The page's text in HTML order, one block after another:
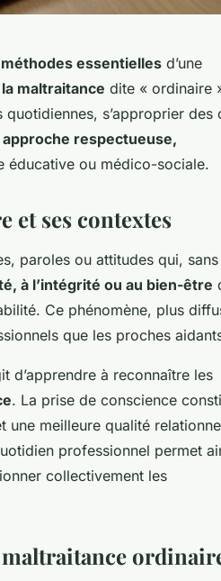
essentielles d’une
maltraitance dite « ordinaire
s’approprier des
approche respectueuse,
éducative ou médico-sociale.
et ses contextes
paroles ou attitudes qui, sans
à l’intégrité ou au bien-être
Ce phénomène, plus
que les proches
d’apprendre à reconnaître les
. La prise de conscience
une meilleure qualité
professionnel permet
collectivement les